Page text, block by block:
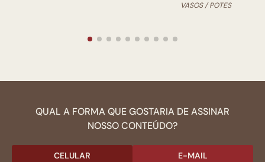
VASOS / POTES
QUAL A FORMA QUE GOSTARIA DE ASSINAR
NOSSO CONTEÚDO?
CELULAR E-MAIL